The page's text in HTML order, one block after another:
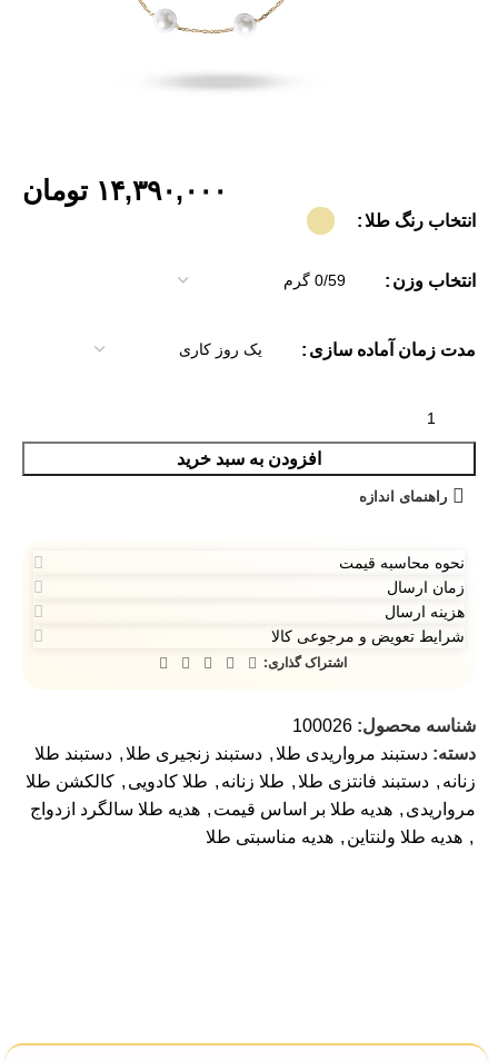
تومان
انتخاب رنگ طلا
انتخاب وزن
مدت زمان آماده سازی
افزودن به سبد خرید
راهنمای اندازه
نحوه محاسبه قیمت
زمان ارسال
هزینه ارسال
شرایط تعویض و مرجوعی کالا
اشتراک گذاری:
شناسه محصول: 100026
دسته: دستبند مرواریدی طلا, دستبند زنجیری طلا, دستبند طلا
زنانه , دستبند فانتزی طلا, طلا زنانه , طلا کادویی , کالکشن طلا
مرواریدی , هدیه طلا بر اساس قیمت , هدیه طلا سالگرد ازدواج
, هدیه طلا ولنتاین , هدیه مناسبتی طلا